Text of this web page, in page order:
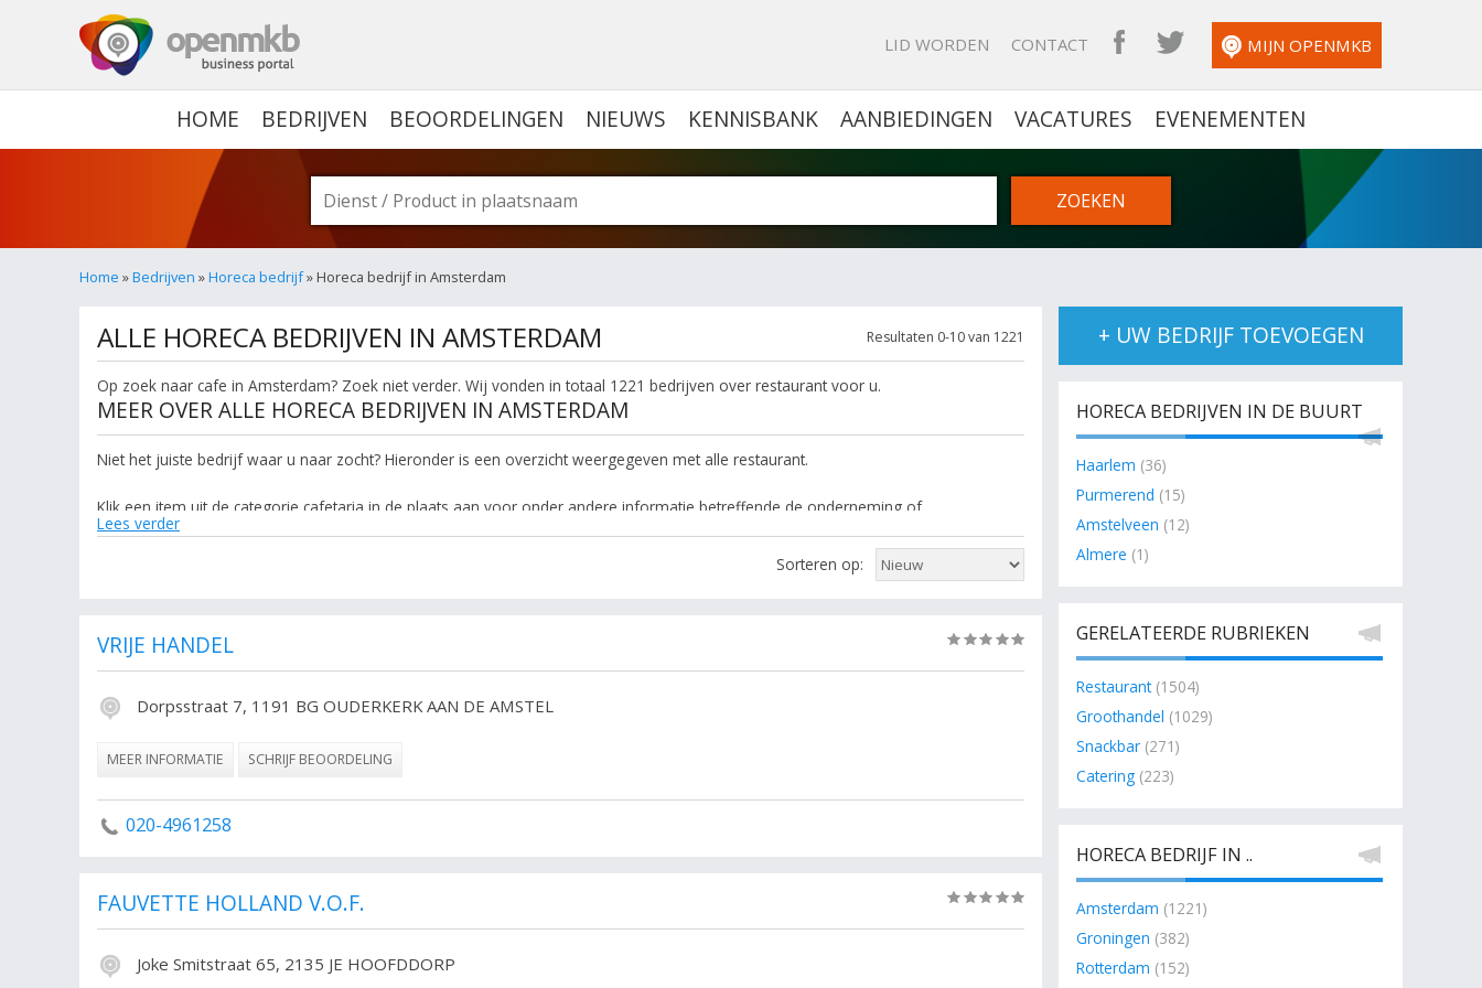
LID WORDEN CONTACT OPENMKB FACEBOOK
OPENMKB TWITTER
MIJN OPENMKB
HOME BEDRIJVEN BEOORDELINGEN NIEUWS KENNISBANK AANBIEDINGEN VACATURES EVENEMENTEN
Home »Bedrijven »Horeca bedrijf» Horeca bedrijf in Amsterdam
Resultaten 0-10 van 1221
ALLE HORECA BEDRIJVEN IN AMSTERDAM
Op zoek naar cafe in Amsterdam? Zoek niet verder. Wij vonden in totaal 1221 bedrijven over restaurant voor u.
MEER OVER ALLE HORECA BEDRIJVEN IN AMSTERDAM
Niet het juiste bedrijf waar u naar zocht? Hieronder is een overzicht weergegeven met alle restaurant.
Klik een item uit de categorie cafetaria in de plaats aan voor onder andere informatie betreffende de onderneming of
contactgegevens. De lijst is gekoppeld aan Amsterdam. Gebruik de links recht om de resultaten te filteren.
De volgende trefwoorden vallen ook onder deze bedrijven rubriek: cafe, restaurant, cafetaria, kroeg, bruincafe, catering, hotel,
Lees verder
Sorteren op:
VRIJE HANDEL
Dorpsstraat 7, 1191 BG OUDERKERK AAN DE AMSTEL
MEER INFORMATIE SCHRIJF BEOORDELING
020-4961258
FAUVETTE HOLLAND V.O.F.
Joke Smitstraat 65, 2135 JE HOOFDDORP
+ UW BEDRIJF TOEVOEGEN
HORECA BEDRIJVEN IN DE BUURT
Haarlem (36)
Purmerend (15)
Amstelveen (12)
Almere (1)
GERELATEERDE RUBRIEKEN
Restaurant(1504)
Groothandel (1029)
Snackbar (271)
Catering (223)
HORECA BEDRIJF IN ..
Amsterdam (1221)
Groningen (382)
Rotterdam (152)